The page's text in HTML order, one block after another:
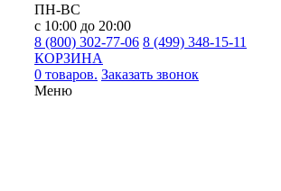
ПН-ВС
с 10:00 до 20:00
8 (800) 302-77-06 8 (499) 348-15-11
КОРЗИНА
0 товаров. Заказать звонок
Меню